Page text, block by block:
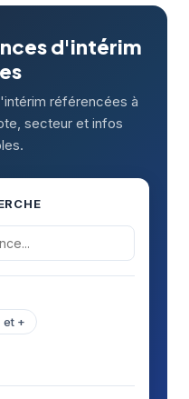
d'intérim
référencées à
secteur et infos
+